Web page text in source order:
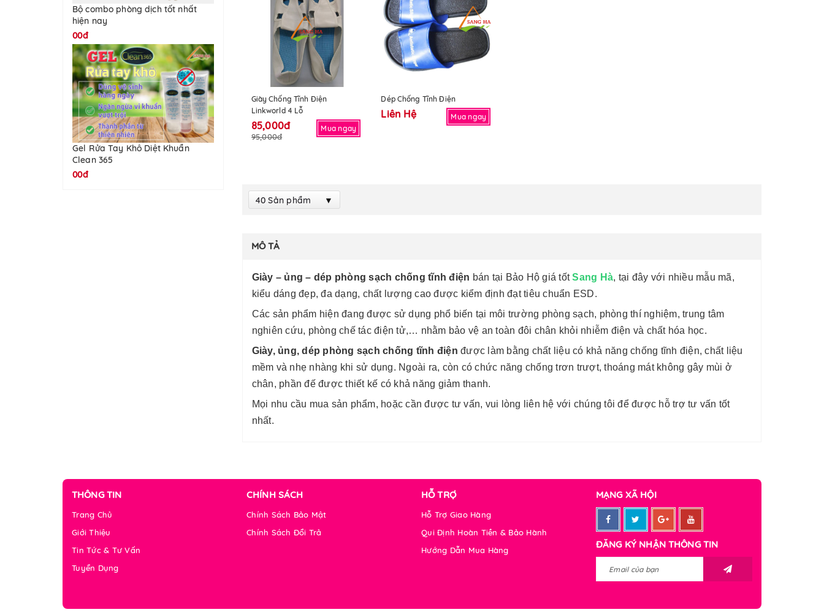
Giày Chống Tĩnh Điện
Linkworld 4 Lỗ
85,000đ
95,000đ
Mua ngay
Dép Chống Tĩnh Điện
Liên Hệ Mua ngay
40 Sản phẩm
MÔ TẢ
Giày – ủng – dép phòng sạch chống tĩnh điện bán tại Bảo Hộ giá tốtSang Hà, tại đây với nhiều mẫu mã,
kiểu dáng đẹp, đa dạng, chất lượng cao được kiểm định đạt tiêu chuẩn ESD.
Các sản phẩm hiện đang được sử dụng phổ biến tại môi trường phòng sạch, phòng thí nghiệm, trung tâm
nghiên cứu, phòng chế tác điện tử,… nhằm bảo vệ an toàn đôi chân khỏi nhiễm điện và chất hóa học.
Giày, ủng, dép phòng sạch chống tĩnh điện được làm bằng chất liệu có khả năng chống tĩnh điện, chất liệu
mềm và nhẹ nhàng khi sử dụng. Ngoài ra, còn có chức năng chống trơn trượt, thoáng mát không gây mùi ở
chân, phần đế được thiết kế có khả năng giảm thanh.
Mọi nhu cầu mua sản phẩm, hoặc cần được tư vấn, vui lòng liên hệ với chúng tôi để được hỗ trợ tư vấn tốt
nhất.
Bộ combo phòng dịch tốt nhất
hiện nay
00đ
Gel Rửa Tay Khô Diệt Khuẩn
Clean 365
00đ
THÔNG TIN
Trang Chủ
Giới Thiệu
Tin Tức & Tư Vấn
Tuyển Dụng
CHÍNH SÁCH
Chính Sách Bảo Mật
Chính Sách Đổi Trả
HỖ TRỢ
Hỗ Trợ Giao Hàng
Qui Định Hoàn Tiền & Bảo Hành
Hướng Dẫn Mua Hàng
MẠNG XÃ HỘI
ĐĂNG KÝ NHẬN THÔNG TIN